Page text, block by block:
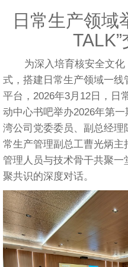
日常生产领域
为深入培育核安全文化
式，搭建日常生产领域一
平台，2026年3月12日，日
动中心书吧举办2026年第一
湾公司党委委员、副总经理
常生产管理副总工曹光炳
管理人员与技术骨干共聚
聚共识的深度对话。